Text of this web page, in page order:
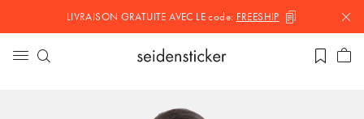
LIVRAISON GRATUITE AVEC LEcode: FREESHIP